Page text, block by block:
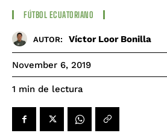
FÚTBOL ECUATORIANO
AUTOR: Víctor Loor Bonilla
November 6, 2019
1 min de lectura